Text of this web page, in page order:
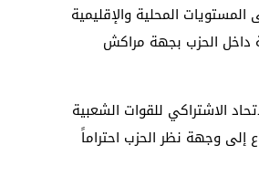
المحلية والإقليمية
داخل الحزب بجهة مراكش
الاشتراكي للقوات الشعبية
إلى وجهة نظر الحزب احتراماً